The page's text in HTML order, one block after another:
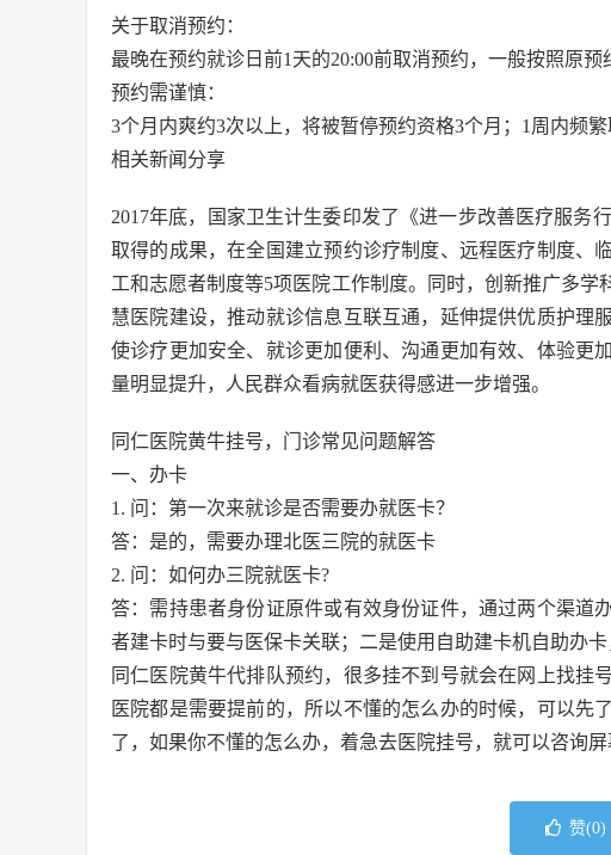
关于取消预约：
最晚在预约就诊日前1天的20:00前取消预约，一般按照原预
预约需谨慎：
3个月内爽约3次以上，将被暂停预约资格3个月；1周内频
相关新闻分享
2017年底，国家卫生计生委印发了《进一步改善医疗服务
取得的成果，在全国建立预约诊疗制度、远程医疗制度、
工和志愿者制度等5项医院工作制度。同时，创新推广多
慧医院建设，推动就诊信息互联互通，延伸提供优质护理
使诊疗更加安全、就诊更加便利、沟通更加有效、体验更
量明显提升，人民群众看病就医获得感进一步增强。
同仁医院黄牛挂号，门诊常见问题解答
一、办卡
1. 问：第一次来就诊是否需要办就医卡？
答：是的，需要办理北医三院的就医卡
2. 问：如何办三院就医卡?
答：需持患者身份证原件或有效身份证件，通过两个渠道
者建卡时与要与医保卡关联；二是使用自助建卡机自助办
同仁医院黄牛代排队预约，很多挂不到号就会在网上找挂
医院都是需要提前的，所以不懂的怎么办的时候，可以先
了，如果你不懂的怎么办，着急去医院挂号，就可以咨询
赞(0)